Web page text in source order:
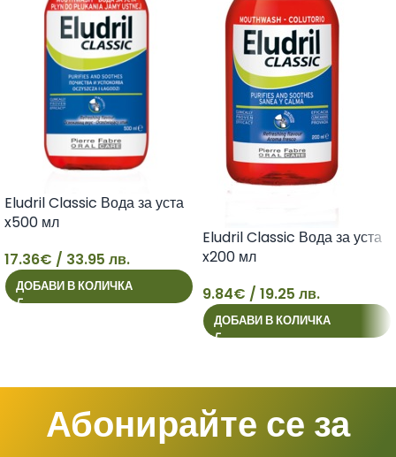
17
Eludril Classic Вода за уста
x500 мл
17.36€ / 33.95 лв.
ДОБАВИ В КОЛИЧКА
9
Eludril Classic Вода за уста
x200 мл
9.84€ / 19.25 лв.
ДОБАВИ В КОЛИЧКА
Абонирайте се за